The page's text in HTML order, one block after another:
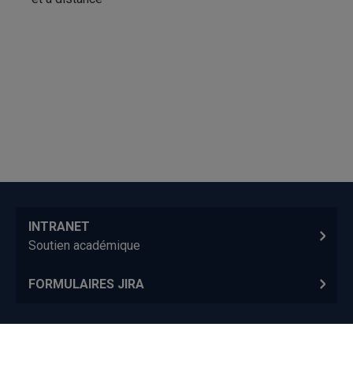
INTRANET
Soutien académique
FORMULAIRES JIRA